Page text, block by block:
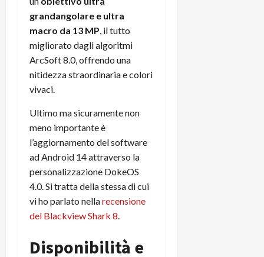
grandangolare e ultra
macro da 13 MP , il tutto
migliorato dagli algoritmi
ArcSoft 8.0, offrendo una
nitidezza straordinaria e colori
vivaci.
Ultimo ma sicuramente non
meno importante è
l’aggiornamento del software
ad Android 14 attraverso la
personalizzazione DokeOS
4.0. Si tratta della stessa di cui
vi ho parlato nellarecensione
del Blackview Shark 8
Disponibilità e